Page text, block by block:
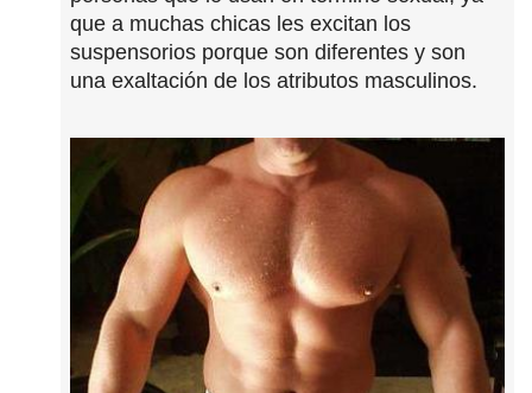
que a muchas chicas les excitan los
suspensorios porque son diferentes y son
una exaltación de los atributos masculinos.